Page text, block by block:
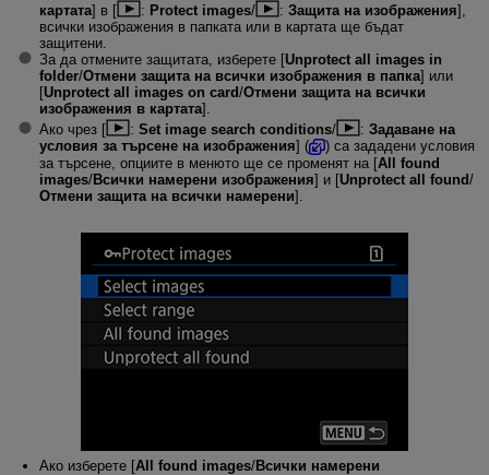
картата] в [ : Protect images/ : Защита на изображения],
всички изображения в папката или в картата ще бъдат
защитени.
За да отмените защитата, изберете [Unprotect all images in
folder/Отмени защита на всички изображения в папка] или
[Unprotect all images on card/Отмени защита на всички
изображения в картата].
Ако чрез [
: Set image search conditions/ : Задаване на
условия за търсене на изображения] (
) са зададени условия
за търсене, опциите в менюто ще се променят на [All found
images/Всички намерени изображения] и [Unprotect all found/
Отмени защита на всички намерени].
Ако изберете [All found images/Всички намерени